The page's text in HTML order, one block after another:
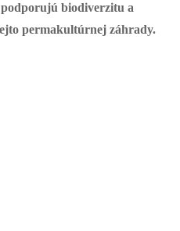
biodiverzitu a
permakultúrnej záhrady.